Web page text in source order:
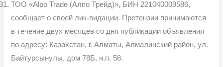
ТОО «Alpo Trade (Алпо Трейд)», БИН 221040009586,
сообщает о своей лик-видации. Претензии принимаются
в течение двух месяцев со дня публикации объявления
по адресу: Казахстан, г. Алматы, Алмалинский район, ул.
Байтурсынулы, дом 78Б, н.п. 58.